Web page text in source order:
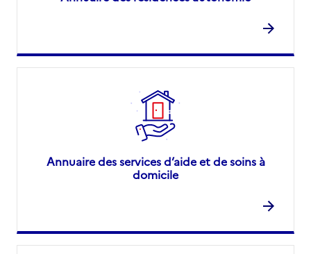
Annuaire des services d’aide et de soins à
domicile